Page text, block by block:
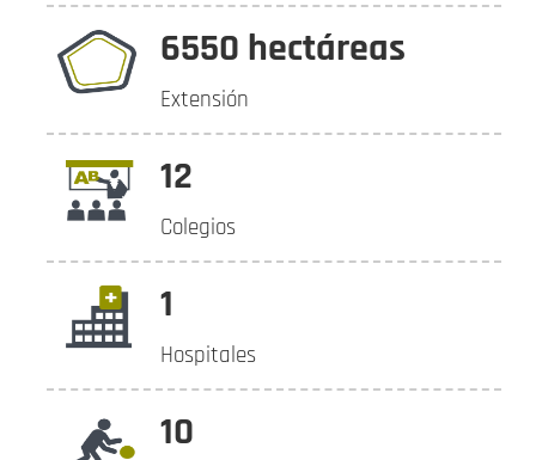
6550 hectáreas
Extensión
12
Colegios
1
Hospitales
10